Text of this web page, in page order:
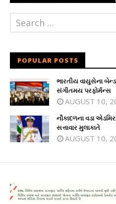
POPULAR POSTS
ભારતીય વાયુસેના
સંગીતમય પરફોર્મન્સ
AUGUST 10,
નૌકાદળના વડા
સત્તાવાર મુલાકાતે
AUGUST 10,